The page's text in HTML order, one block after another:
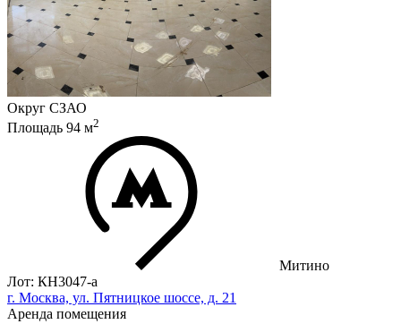
Округ СЗАО
Площадь 94 м2
Митино
Лот: КН3047-a
г. Москва, ул. Пятницкое шоссе, д. 21
Аренда помещения